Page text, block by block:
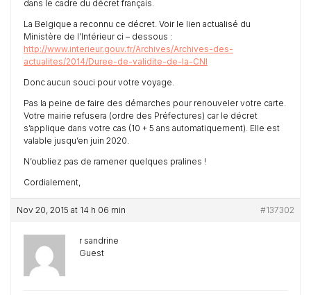
dans le cadre du décret français.
La Belgique a reconnu ce décret. Voir le lien actualisé du
Ministère de l’Intérieur ci – dessous :
http://www.interieur.gouv.fr/Archives/Archives-des-
actualites/2014/Duree-de-validite-de-la-CNI
Donc aucun souci pour votre voyage.
Pas la peine de faire des démarches pour renouveler votre carte.
Votre mairie refusera (ordre des Préfectures) car le décret
s’applique dans votre cas (10 + 5 ans automatiquement). Elle est
valable jusqu’en juin 2020.
N’oubliez pas de ramener quelques pralines !
Cordialement,
Nov 20, 2015 at 14 h 06 min #137302
r sandrine
Guest